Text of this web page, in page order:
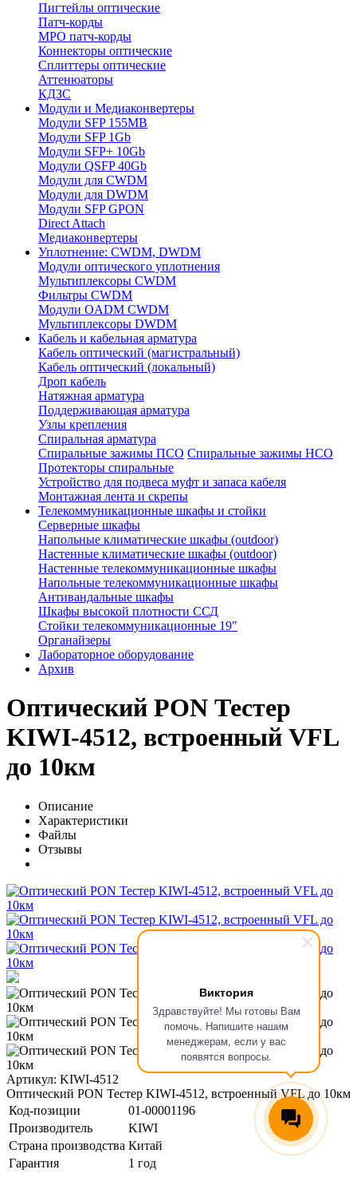
Виктория
Здравствуйте! Мы готовы Вам
помочь. Напишите нашим
менеджерам, если у вас
появятся вопросы.
Пигтейлы оптические
Патч-корды
MPO патч-корды
Коннекторы оптические
Сплиттеры оптические
Аттенюаторы
КДЗС
Модули и Медиаконвертеры
Модули SFP 155MB
Модули SFP 1Gb
Модули SFP+ 10Gb
Модули QSFP 40Gb
Модули для CWDM
Модули для DWDM
Модули SFP GPON
Direct Attach
Медиаконвертеры
Уплотнение: CWDM, DWDM
Модули оптического уплотнения
Мультиплексоры CWDM
Фильтры CWDM
Модули OADM CWDM
Мультиплексоры DWDM
Кабель и кабельная арматура
Кабель оптический (магистральный)
Кабель оптический (локальный)
Дроп кабель
Натяжная арматура
Поддерживающая арматура
Узлы крепления
Спиральная арматура
Спиральные зажимы ПСО Спиральные зажимы НСО
Протекторы спиральные
Устройство для подвеса муфт и запаса кабеля
Монтажная лента и скрепы
Телекоммуникационные шкафы и стойки
Серверные шкафы
Напольные климатические шкафы (outdoor)
Настенные климатические шкафы (outdoor)
Настенные телекоммуникационные шкафы
Напольные телекоммуникационные шкафы
Антивандальные шкафы
Шкафы высокой плотности ССД
Стойки телекоммуникационные 19"
Органайзеры
Лабораторное оборудование
Архив
Оптический PON Тестер
KIWI-4512, встроенный VFL
до 10км
Описание
Характеристики
Файлы
Отзывы
Артикул: KIWI-4512
Оптический PON Тестер KIWI-4512, встроенный VFL до 10км
Код-позиции
01-00001196
Производитель
KIWI
Страна производства Китай
Гарантия
1 год